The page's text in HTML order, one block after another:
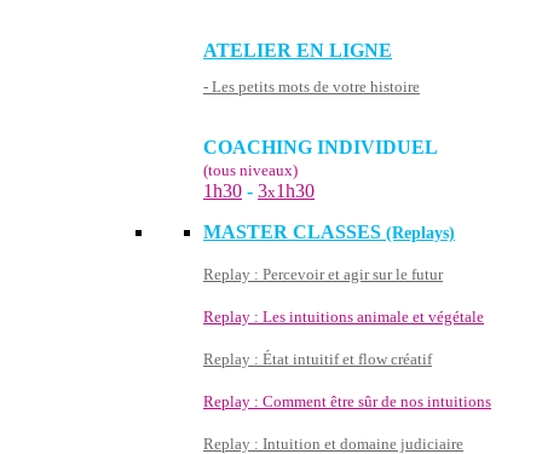
ATELIER EN LIGNE
- Les petits mots de votre histoire
COACHING INDIVIDUEL
(tous niveaux)
1h30 - 3x1h30
MASTER CLASSES (Replays)
Replay : Percevoir et agir sur le futur
Replay : Les intuitions animale et végétale
Replay : État intuitif et flow créatif
Replay : Comment être sûr de nos intuitions
Replay : Intuition et domaine judiciaire